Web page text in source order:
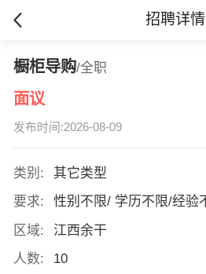
招聘详情
橱柜导购/全职
面议
发布时间:2026-08-09
类别:
其它类型
要求:
性别不限/ 学历不限/经验
区域:
江西余干
人数:
10